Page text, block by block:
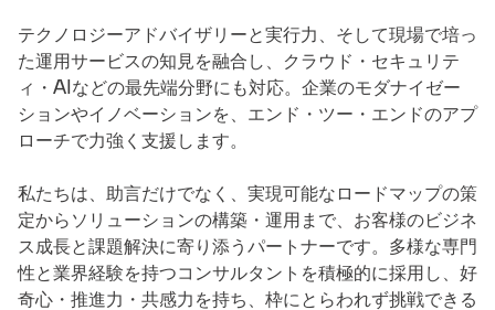
テクノロジーアドバイザリーと実行力、そして現場で培っ
た運用サービスの知見を融合し、クラウド・セキュリテ
ィ・AIなどの最先端分野にも対応。企業のモダナイゼー
ションやイノベーションを、エンド・ツー・エンドのアプ
ローチで力強く支援します。
私たちは、助言だけでなく、実現可能なロードマップの策
定からソリューションの構築・運用まで、お客様のビジネ
ス成長と課題解決に寄り添うパートナーです。多様な専門
性と業界経験を持つコンサルタントを積極的に採用し、好
奇心・推進力・共感力を持ち、枠にとらわれず挑戦できる